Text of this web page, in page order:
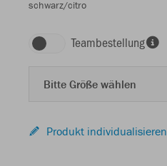
schwarz/citro
Teambestellung
Bitte Größe wählen
Produkt individualisieren